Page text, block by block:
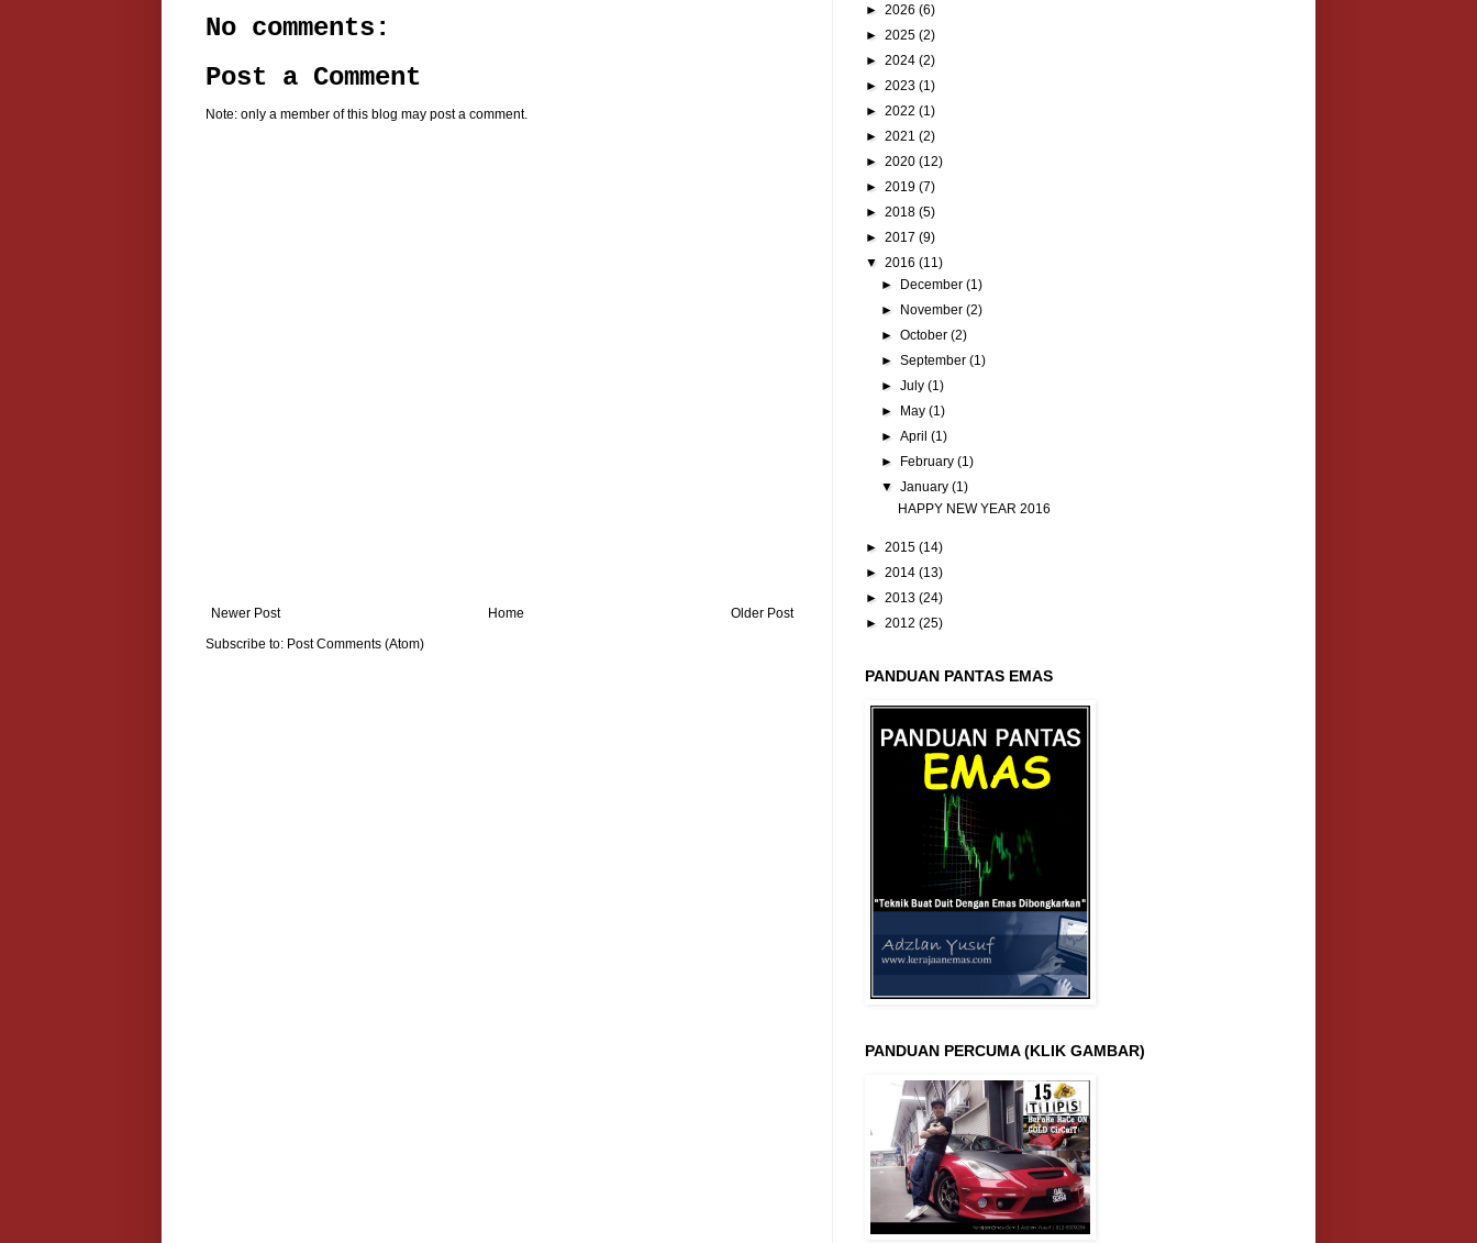
No comments:
Post a Comment
Note: only a member of this blog may post a comment.
Newer Post Older Post
Home
Subscribe to: Post Comments (Atom)
► 2026 (6)
► 2025 (2)
► 2024 (2)
► 2023 (1)
► 2022 (1)
► 2021 (2)
► 2020 (12)
► 2019 (7)
► 2018 (5)
► 2017 (9)
▼ 2016 (11)
► December(1)
► November(2)
►October(2)
►September(1)
►July(1)
► May(1)
►April(1)
► February(1)
▼January(1)
HAPPY NEW YEAR 2016
► 2015 (14)
► 2014 (13)
► 2013 (24)
► 2012 (25)
PANDUAN PANTAS EMAS
PANDUAN PERCUMA (KLIK GAMBAR)